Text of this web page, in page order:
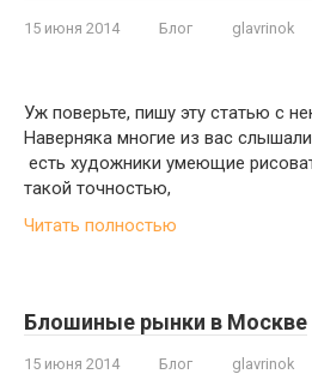
15 июня 2014 Блог glavrinok
Уж поверьте, пишу эту статью с
Наверняка многие из вас
есть художники умеющие
такой точностью,
Читать полностью
Блошиные рынки в Москве
15 июня 2014 Блог glavrinok